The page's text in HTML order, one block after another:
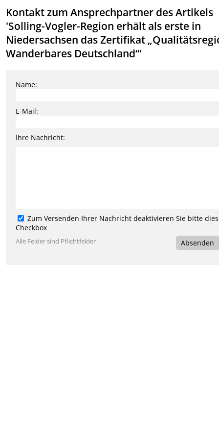
Kontakt zum Ansprechpartner des Artikels
'Solling-Vogler-Region erhält als erste in
Niedersachsen das Zertifikat
Wanderbares Deutschland“'
Name:
E-Mail:
Ihre Nachricht:
Zum Versenden Ihrer Nachricht deaktivieren Sie bitte
Checkbox
Alle Felder sind Pflichtfelder Absenden